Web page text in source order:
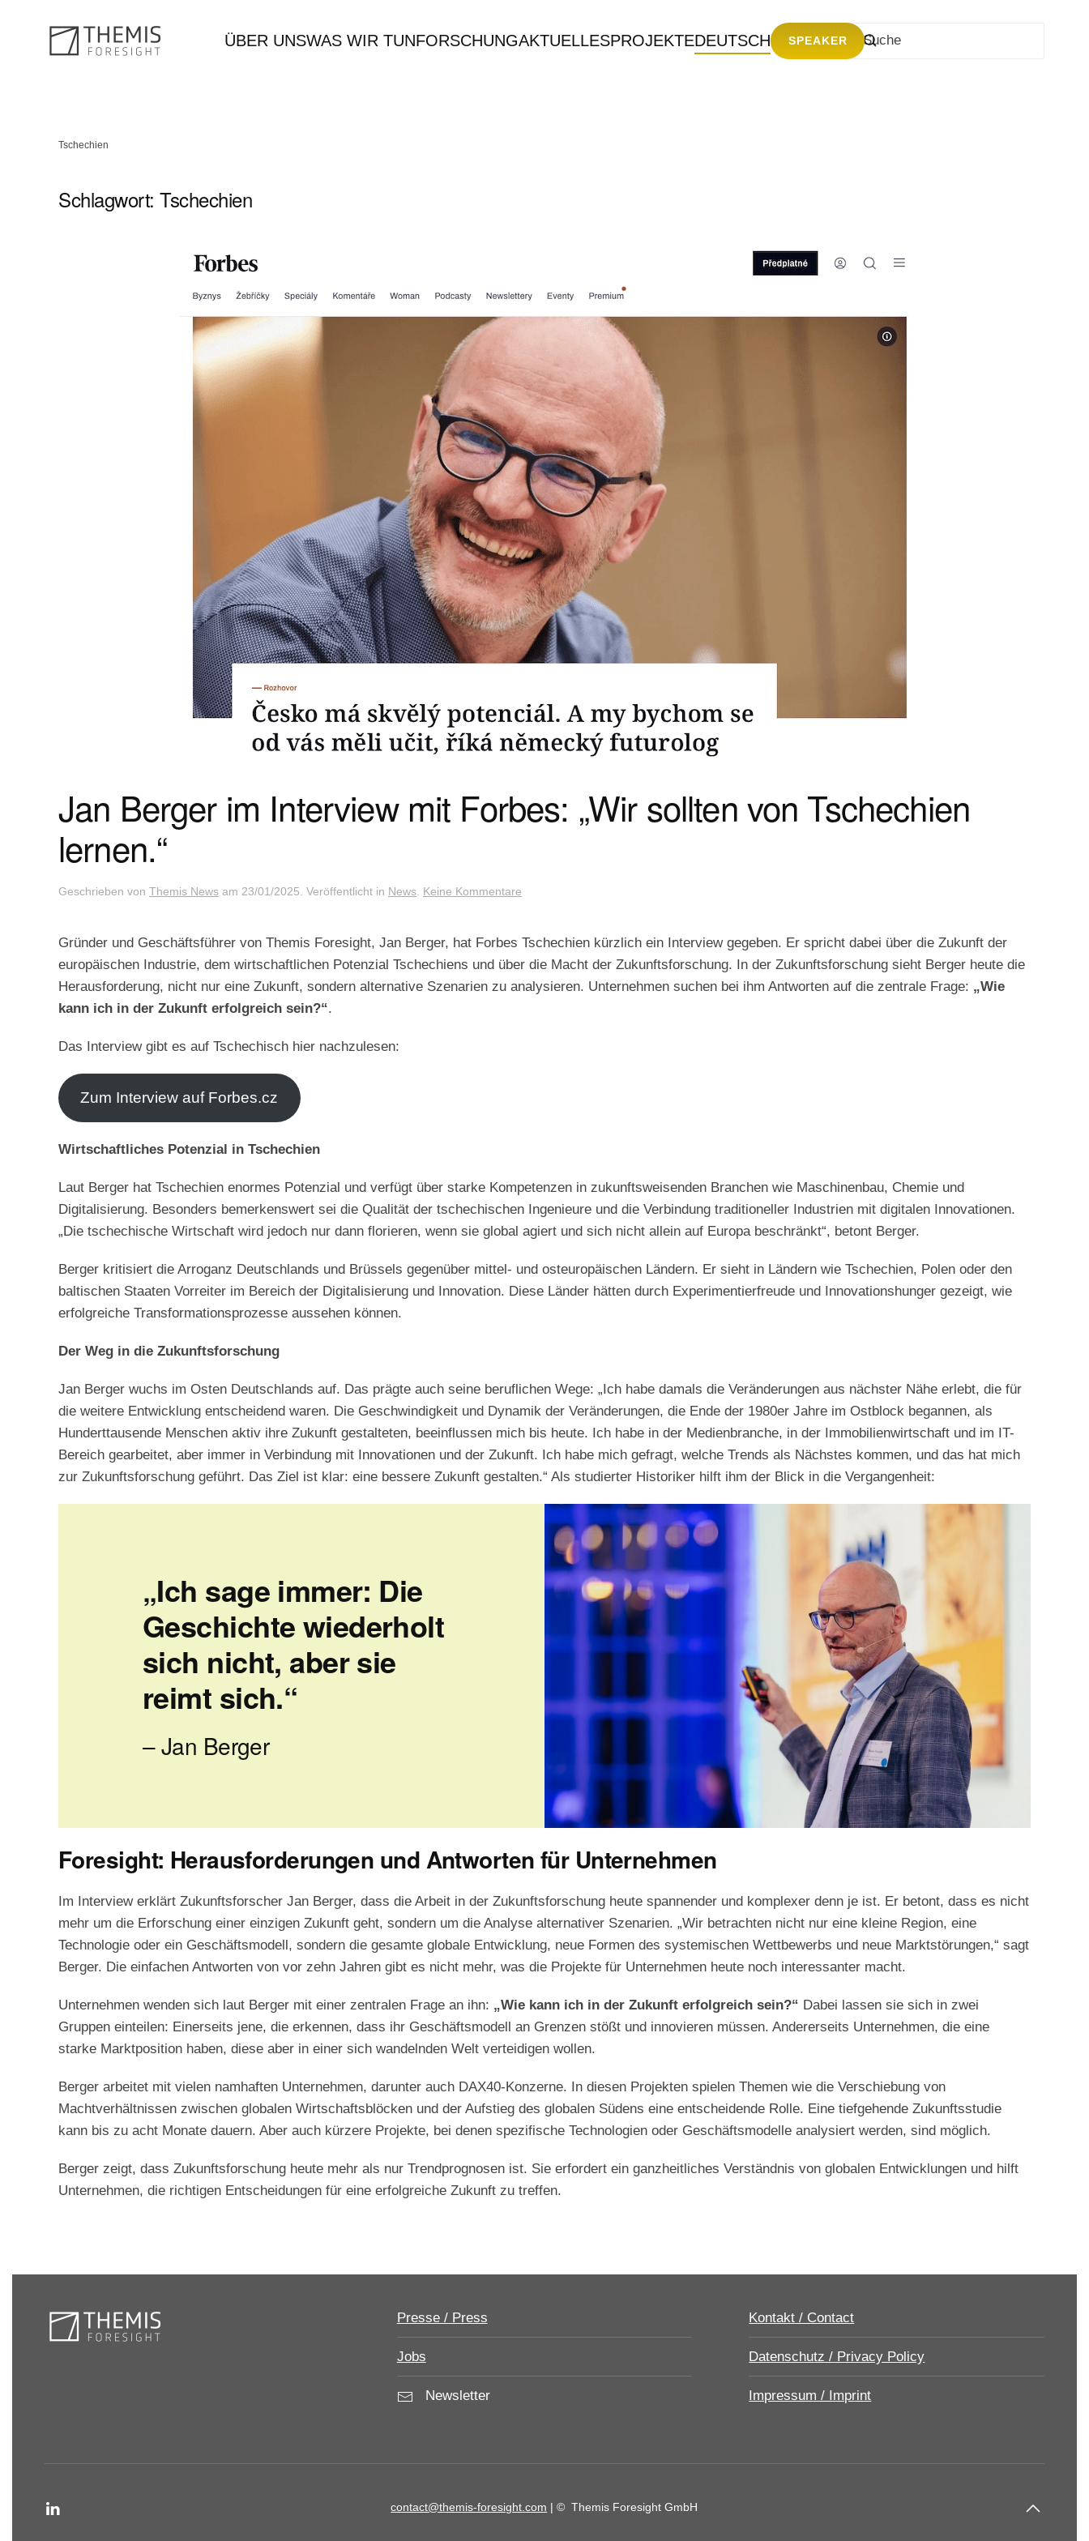
Zum Hauptinhalt springen ÜBER UNSWAS WIR TUNFORSCHUNGAKTUELLESPROJEKTEDEUTSCH SPEAKER
Tschechien
Schlagwort:Tschechien
Jan Berger im Interview mit Forbes: „Wir sollten von Tschechien
lernen.“
Geschrieben von Themis News am 23/01/2025 . Veröffentlicht in News Keine Kommentare
im
mit
Forbes:
„Wir
Gründer und Geschäftsführer von Themis Foresight, Jan Berger, hat Forbes Tschechien kürzlich ein Interview gegeben. Er spricht dabei über die Zukunft der
europäischen Industrie, dem wirtschaftlichen Potenzial Tschechiens und über die Macht der Zukunftsforschung. In der Zukunftsforschung sieht Berger heute die
Herausforderung, nicht nur eine Zukunft, sondern alternative Szenarien zu analysieren. Unternehmen suchen bei ihm Antworten auf die zentrale Frage: „Wie
kann ich in der Zukunft erfolgreich sein?“.
Das Interview gibt es auf Tschechisch hier nachzulesen:
Zum Interview auf Forbes.cz
Wirtschaftliches Potenzial in Tschechien
Laut Berger hat Tschechien enormes Potenzial und verfügt über starke Kompetenzen in zukunftsweisenden Branchen wie Maschinenbau, Chemie und
Digitalisierung. Besonders bemerkenswert sei die Qualität der tschechischen Ingenieure und die Verbindung traditioneller Industrien mit digitalen Innovationen.
„Die tschechische Wirtschaft wird jedoch nur dann florieren, wenn sie global agiert und sich nicht allein auf Europa beschränkt“, betont Berger.
Berger kritisiert die Arroganz Deutschlands und Brüssels gegenüber mittel- und osteuropäischen Ländern. Er sieht in Ländern wie Tschechien, Polen oder den
baltischen Staaten Vorreiter im Bereich der Digitalisierung und Innovation. Diese Länder hätten durch Experimentierfreude und Innovationshunger gezeigt, wie
erfolgreiche Transformationsprozesse aussehen können.
Der Weg in die Zukunftsforschung
Jan Berger wuchs im Osten Deutschlands auf. Das prägte auch seine beruflichen Wege: „Ich habe damals die Veränderungen aus nächster Nähe erlebt, die für
die weitere Entwicklung entscheidend waren. Die Geschwindigkeit und Dynamik der Veränderungen, die Ende der 1980er Jahre im Ostblock begannen, als
Hunderttausende Menschen aktiv ihre Zukunft gestalteten, beeinflussen mich bis heute. Ich habe in der Medienbranche, in der Immobilienwirtschaft und im IT-
Bereich gearbeitet, aber immer in Verbindung mit Innovationen und der Zukunft. Ich habe mich gefragt, welche Trends als Nächstes kommen, und das hat mich
zur Zukunftsforschung geführt. Das Ziel ist klar: eine bessere Zukunft gestalten.“ Als studierter Historiker hilft ihm der Blick in die Vergangenheit:
„Ich sage immer: Die
Geschichte wiederholt
sich nicht, aber sie
reimt sich.“
– Jan Berger
Foresight: Herausforderungen und Antworten für Unternehmen
Im Interview erklärt Zukunftsforscher Jan Berger, dass die Arbeit in der Zukunftsforschung heute spannender und komplexer denn je ist. Er betont, dass es nicht
mehr um die Erforschung einer einzigen Zukunft geht, sondern um die Analyse alternativer Szenarien. „Wir betrachten nicht nur eine kleine Region, eine
Technologie oder ein Geschäftsmodell, sondern die gesamte globale Entwicklung, neue Formen des systemischen Wettbewerbs und neue Marktstörungen,“ sagt
Berger. Die einfachen Antworten von vor zehn Jahren gibt es nicht mehr, was die Projekte für Unternehmen heute noch interessanter macht.
Unternehmen wenden sich laut Berger mit einer zentralen Frage an ihn: „Wie kann ich in der Zukunft erfolgreich sein?“ Dabei lassen sie sich in zwei
Gruppen einteilen: Einerseits jene, die erkennen, dass ihr Geschäftsmodell an Grenzen stößt und innovieren müssen. Andererseits Unternehmen, die eine
starke Marktposition haben, diese aber in einer sich wandelnden Welt verteidigen wollen.
Berger arbeitet mit vielen namhaften Unternehmen, darunter auch DAX40-Konzerne. In diesen Projekten spielen Themen wie die Verschiebung von
Machtverhältnissen zwischen globalen Wirtschaftsblöcken und der Aufstieg des globalen Südens eine entscheidende Rolle. Eine tiefgehende Zukunftsstudie
kann bis zu acht Monate dauern. Aber auch kürzere Projekte, bei denen spezifische Technologien oder Geschäftsmodelle analysiert werden, sind möglich.
Berger zeigt, dass Zukunftsforschung heute mehr als nur Trendprognosen ist. Sie erfordert ein ganzheitliches Verständnis von globalen Entwicklungen und hilft
Unternehmen, die richtigen Entscheidungen für eine erfolgreiche Zukunft zu treffen.
Presse / Press
Jobs
Newsletter
Kontakt / Contact
Datenschutz / Privacy Policy
Impressum / Imprint
contact@themis-foresight.com | © Themis Foresight GmbH